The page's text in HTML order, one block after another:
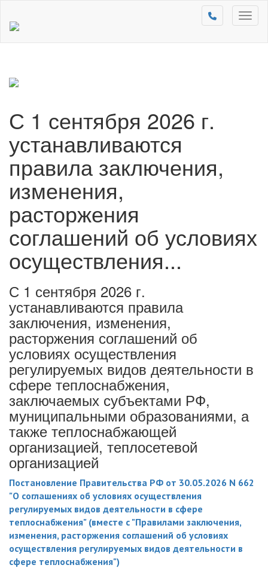
С 1 сентября 2026 г.
устанавливаются
правила заключения,
изменения,
расторжения
соглашений об условиях
осуществления...
С 1 сентября 2026 г.
устанавливаются правила
заключения, изменения,
расторжения соглашений об
условиях осуществления
регулируемых видов деятельности в
сфере теплоснабжения,
заключаемых субъектами РФ,
муниципальными образованиями, а
также теплоснабжающей
организацией, теплосетевой
организацией
Постановление Правительства РФ от 30.05.2026 N 662
"О соглашениях об условиях осуществления
регулируемых видов деятельности в сфере
теплоснабжения" (вместе с "Правилами заключения,
изменения, расторжения соглашений об условиях
осуществления регулируемых видов деятельности в
сфере теплоснабжения")